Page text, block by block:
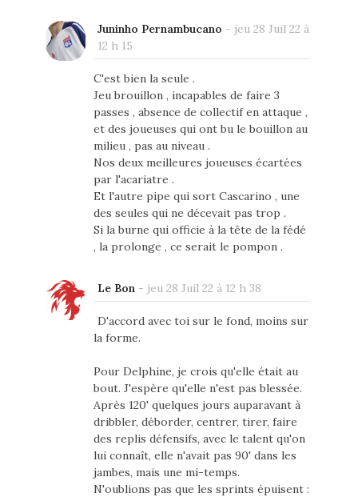
Juninho Pernambucano - jeu 28 Juil 22 à
12 h 15
C'est bien la seule .
Jeu brouillon , incapables de faire 3
passes , absence de collectif en attaque ,
et des joueuses qui ont bu le bouillon au
milieu , pas au niveau .
Nos deux meilleures joueuses écartées
par l'acariatre .
Et l'autre pipe qui sort Cascarino , une
des seules qui ne décevait pas trop .
Si la burne qui officie à la tête de la fédé
, la prolonge , ce serait le pompon .
Le Bon - jeu 28 Juil 22 à 12 h 38
D'accord avec toi sur le fond, moins sur
la forme.
Pour Delphine, je crois qu'elle était au
bout. J'espère qu'elle n'est pas blessée.
Après 120' quelques jours auparavant à
dribbler, déborder, centrer, tirer, faire
des replis défensifs, avec le talent qu'on
lui connaît, elle n'avait pas 90' dans les
jambes, mais une mi-temps.
N'oublions pas que les sprints épuisent :